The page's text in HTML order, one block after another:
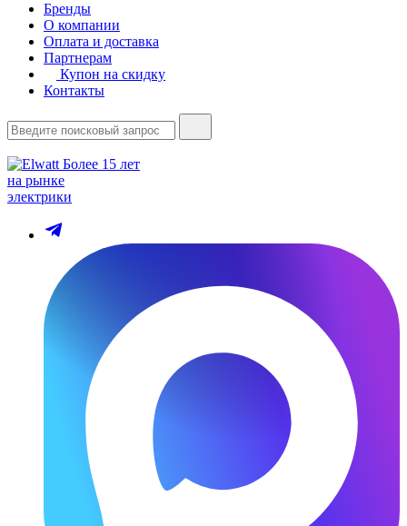
Бренды
О компании
Оплата и доставка
Партнерам
Купон на скидку
Контакты
Более 15 лет
на рынке
электрики